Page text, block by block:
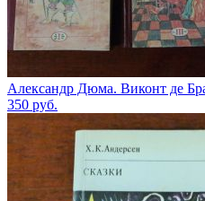
Александр Дюма. Виконт де
350 руб.